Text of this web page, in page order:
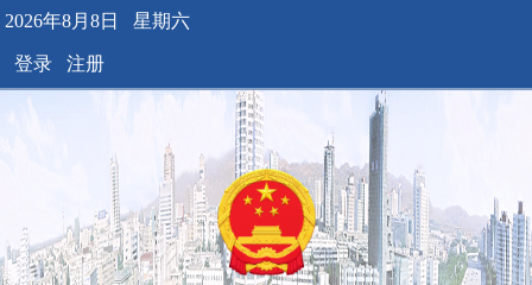
2026年8月8日 星期六
登录 注册